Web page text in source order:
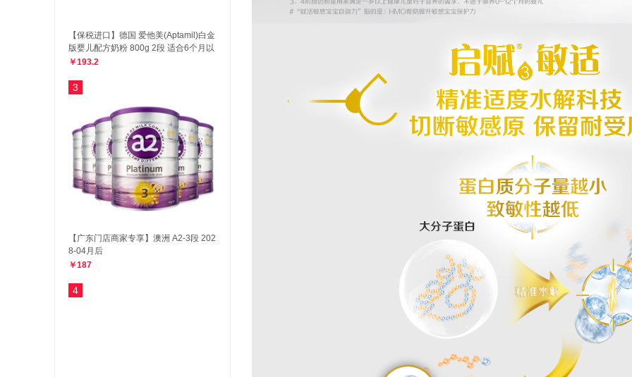
【保税进口】德国 爱他美(Aptamil)白金
版婴儿配方奶粉 800g 2段 适合6个月以
上
￥193.2
3
【广东门店商家专享】澳洲 A2-3段 202
8-04月后
￥187
4